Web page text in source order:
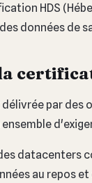
HDS
données de
délivrée par des
datacenters
au repos